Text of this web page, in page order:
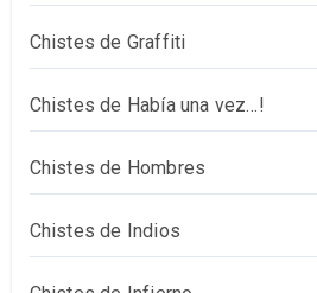
Chistes de Graffiti
Chistes de Había una vez…!
Chistes de Hombres
Chistes de Indios